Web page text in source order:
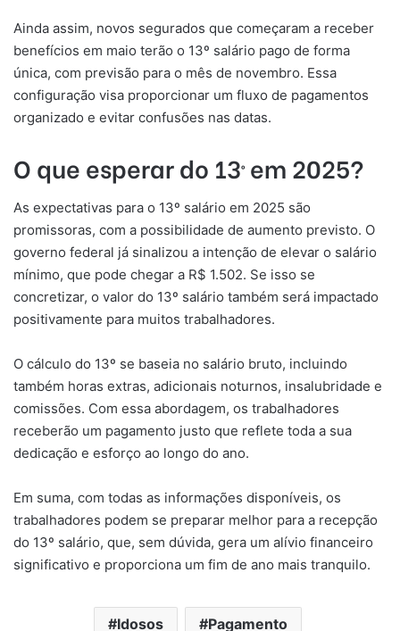
Ainda assim, novos segurados que começaram a receber
benefícios em maio terão o 13º salário pago de forma
única, com previsão para o mês de novembro. Essa
configuração visa proporcionar um fluxo de pagamentos
organizado e evitar confusões nas datas.
O que esperar do 13º em 2025?
As expectativas para o 13º salário em 2025 são
promissoras, com a possibilidade de aumento previsto. O
governo federal já sinalizou a intenção de elevar o salário
mínimo, que pode chegar a R$ 1.502. Se isso se
concretizar, o valor do 13º salário também será impactado
positivamente para muitos trabalhadores.
O cálculo do 13º se baseia no salário bruto, incluindo
também horas extras, adicionais noturnos, insalubridade e
comissões. Com essa abordagem, os trabalhadores
receberão um pagamento justo que reflete toda a sua
dedicação e esforço ao longo do ano.
Em suma, com todas as informações disponíveis, os
trabalhadores podem se preparar melhor para a recepção
do 13º salário, que, sem dúvida, gera um alívio financeiro
significativo e proporciona um fim de ano mais tranquilo.
Idosos Pagamento